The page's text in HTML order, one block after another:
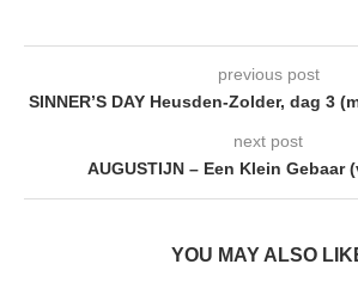
previous post
SINNER’S DAY Heusden-Zolder, dag 3
next post
AUGUSTIJN – Een Klein Gebaar
YOU MAY ALSO